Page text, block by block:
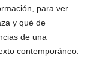
para ver
y qué de
de una
contemporáneo.